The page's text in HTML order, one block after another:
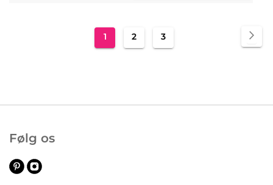
Du
side
1 Side
2 Side
3
Følg os